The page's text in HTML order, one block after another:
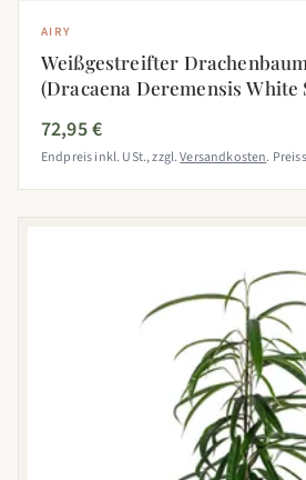
AIRY
Weißgestreifter
(Dracaena Deremensis White
72,95 €
Endpreis inkl. USt., zzgl.Versandkosten.